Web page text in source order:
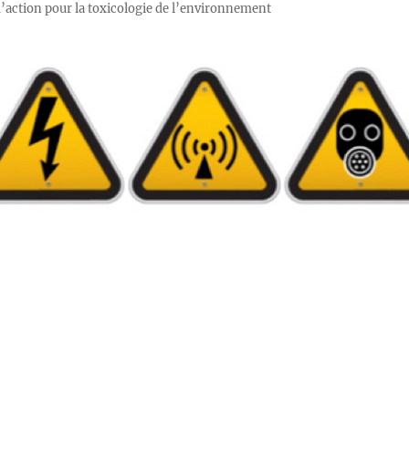
pour la toxicologie de l’environnement